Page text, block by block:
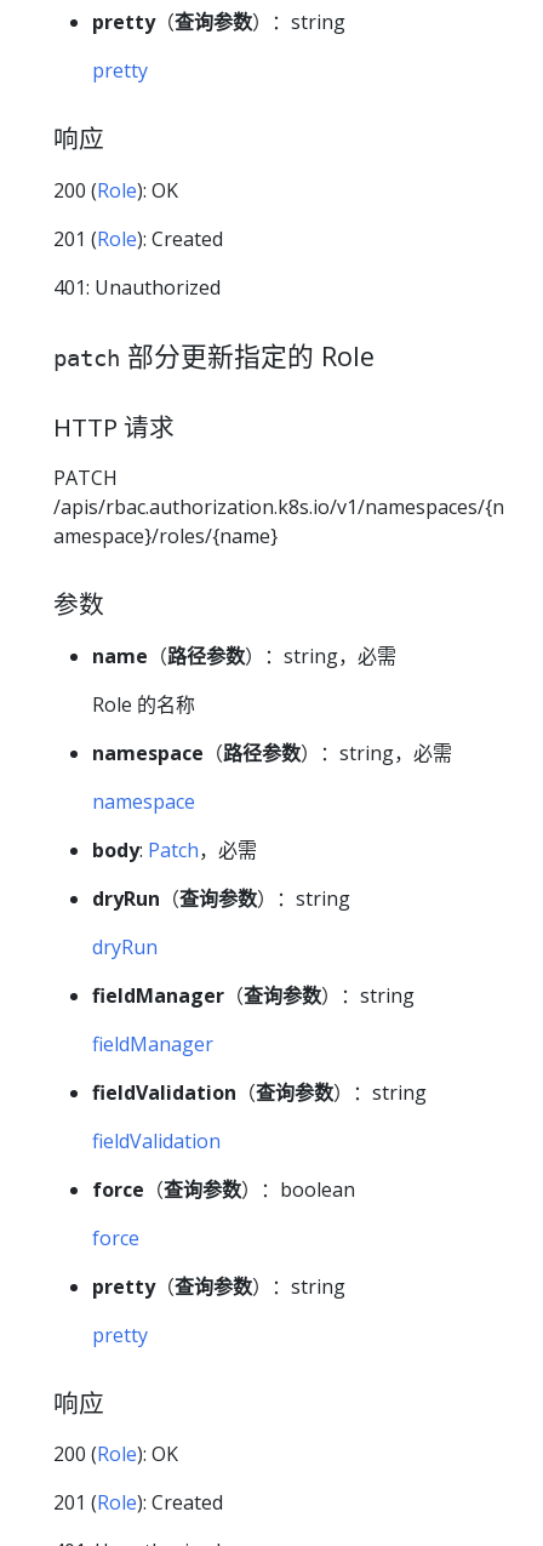
pretty（查询参数）：string
pretty
响应
200 (Role): OK
201 (Role): Created
401: Unauthorized
patch 部分更新指定的 Role
HTTP 请求
PATCH
/apis/rbac.authorization.k8s.io/v1/namespaces/{n
amespace}/roles/{name}
参数
name （路径参数）：string，必需
Role 的名称
namespace （路径参数）：string，必需
namespace
body: Patch，必需
dryRun （查询参数）：string
dryRun
fieldManager （查询参数）：string
fieldManager
fieldValidation （查询参数）：string
fieldValidation
force （查询参数）：boolean
force
pretty（查询参数）：string
pretty
响应
200 (Role): OK
201 (Role): Created